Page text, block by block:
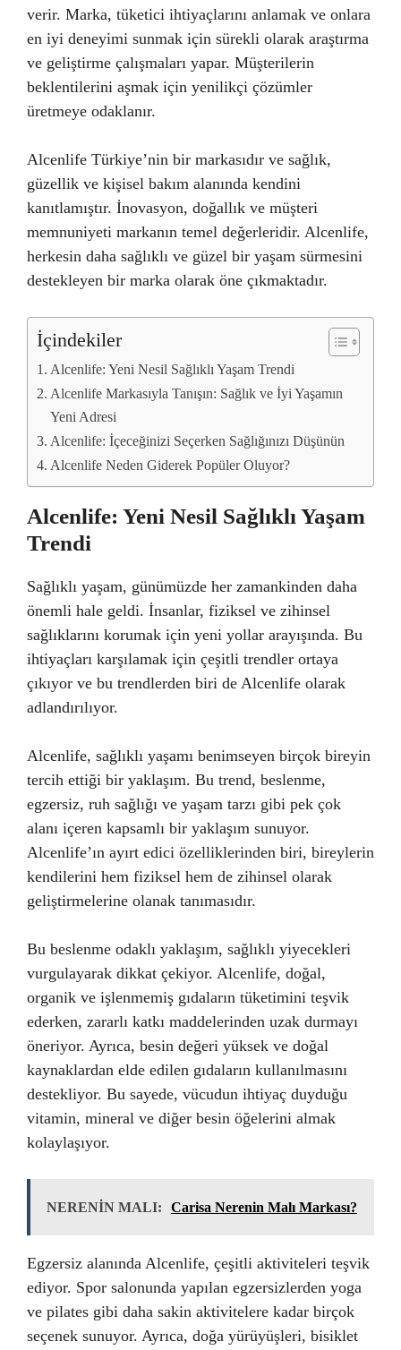
verir. Marka, tüketici ihtiyaçlarını anlamak ve onlara
en iyi deneyimi sunmak için sürekli olarak araştırma
ve geliştirme çalışmaları yapar. Müşterilerin
beklentilerini aşmak için yenilikçi çözümler
üretmeye odaklanır.
Alcenlife Türkiye’nin bir markasıdır ve sağlık,
güzellik ve kişisel bakım alanında kendini
kanıtlamıştır. İnovasyon, doğallık ve müşteri
memnuniyeti markanın temel değerleridir. Alcenlife,
herkesin daha sağlıklı ve güzel bir yaşam sürmesini
destekleyen bir marka olarak öne çıkmaktadır.
İçindekiler
Alcenlife: Yeni Nesil Sağlıklı Yaşam Trendi
Alcenlife Markasıyla Tanışın: Sağlık ve İyi Yaşamın
Yeni Adresi
Alcenlife: İçeceğinizi Seçerken Sağlığınızı Düşünün
Alcenlife Neden Giderek Popüler Oluyor?
Alcenlife: Yeni Nesil Sağlıklı Yaşam
Trendi
Sağlıklı yaşam, günümüzde her zamankinden daha
önemli hale geldi. İnsanlar, fiziksel ve zihinsel
sağlıklarını korumak için yeni yollar arayışında. Bu
ihtiyaçları karşılamak için çeşitli trendler ortaya
çıkıyor ve bu trendlerden biri de Alcenlife olarak
adlandırılıyor.
Alcenlife, sağlıklı yaşamı benimseyen birçok bireyin
tercih ettiği bir yaklaşım. Bu trend, beslenme,
egzersiz, ruh sağlığı ve yaşam tarzı gibi pek çok
alanı içeren kapsamlı bir yaklaşım sunuyor.
Alcenlife’ın ayırt edici özelliklerinden biri, bireylerin
kendilerini hem fiziksel hem de zihinsel olarak
geliştirmelerine olanak tanımasıdır.
Bu beslenme odaklı yaklaşım, sağlıklı yiyecekleri
vurgulayarak dikkat çekiyor. Alcenlife, doğal,
organik ve işlenmemiş gıdaların tüketimini teşvik
ederken, zararlı katkı maddelerinden uzak durmayı
öneriyor. Ayrıca, besin değeri yüksek ve doğal
kaynaklardan elde edilen gıdaların kullanılmasını
destekliyor. Bu sayede, vücudun ihtiyaç duyduğu
vitamin, mineral ve diğer besin öğelerini almak
kolaylaşıyor.
NERENİN MALI: Carisa Nerenin Malı Markası?
Egzersiz alanında Alcenlife, çeşitli aktiviteleri teşvik
ediyor. Spor salonunda yapılan egzersizlerden yoga
ve pilates gibi daha sakin aktivitelere kadar birçok
seçenek sunuyor. Ayrıca, doğa yürüyüşleri, bisiklet